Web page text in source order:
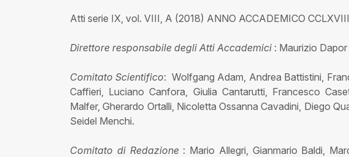
Atti serie IX, vol. VIII, A (2018) ANNO ACCADEMICO CCLXVIII
Direttore responsabile degli Atti Accademici : Maurizio Dapor
Comitato Scientifico: Wolfgang Adam, Andrea Battistini,
Caffieri, Luciano Canfora, Giulia Cantarutti, Francesco
Malfer, Gherardo Ortalli, Nicoletta Ossanna Cavadini, Diego
Seidel Menchi.
Comitato di Redazione : Mario Allegri, Gianmario Baldi,